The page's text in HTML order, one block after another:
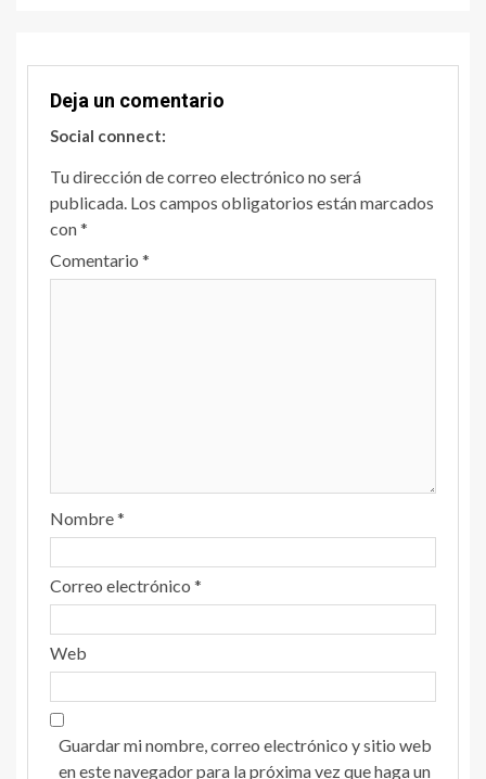
Deja un comentario
Social connect:
Tu dirección de correo electrónico no será
publicada. Los campos obligatorios están marcados
con*
Comentario *
Nombre*
Correo electrónico *
Web
Guardar mi nombre, correo electrónico y sitio web
en este navegador para la próxima vez que haga un